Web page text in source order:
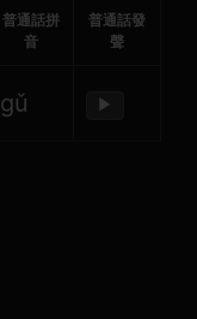
普通話拼
音
普通話發
聲
gǔ ▶